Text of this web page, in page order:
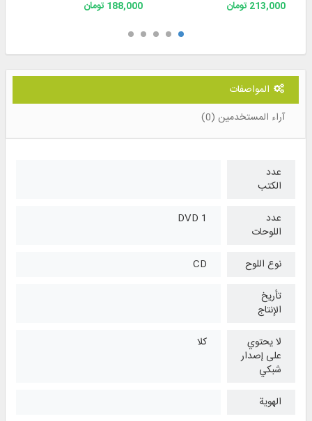
213,000 تومان 188,000 تومان
المواصفات
آراء المستخدمين (0)
عدد
الكتب
عدد
اللوحات
1 DVD
نوع اللوح
CD
تأريخ
الإنتاج
لا يحتوي
على إصدار
شبكي
كلا
الهوية